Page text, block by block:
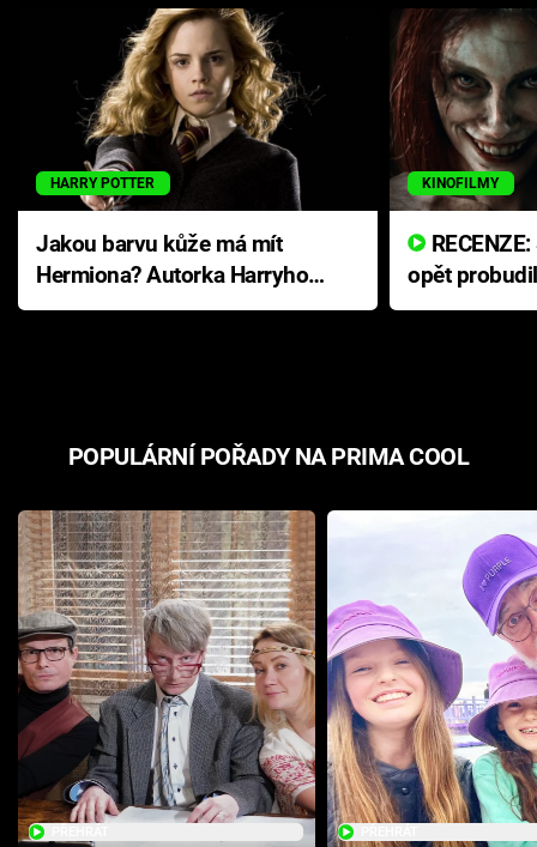
HARRY POTTER
Jakou barvu kůže má mít
Hermiona? Autorka Harryho
Pottera přišla s ráznou
KINOFILMY
opět
přichází s
POPULÁRNÍ POŘADY NA PRIMA COOL